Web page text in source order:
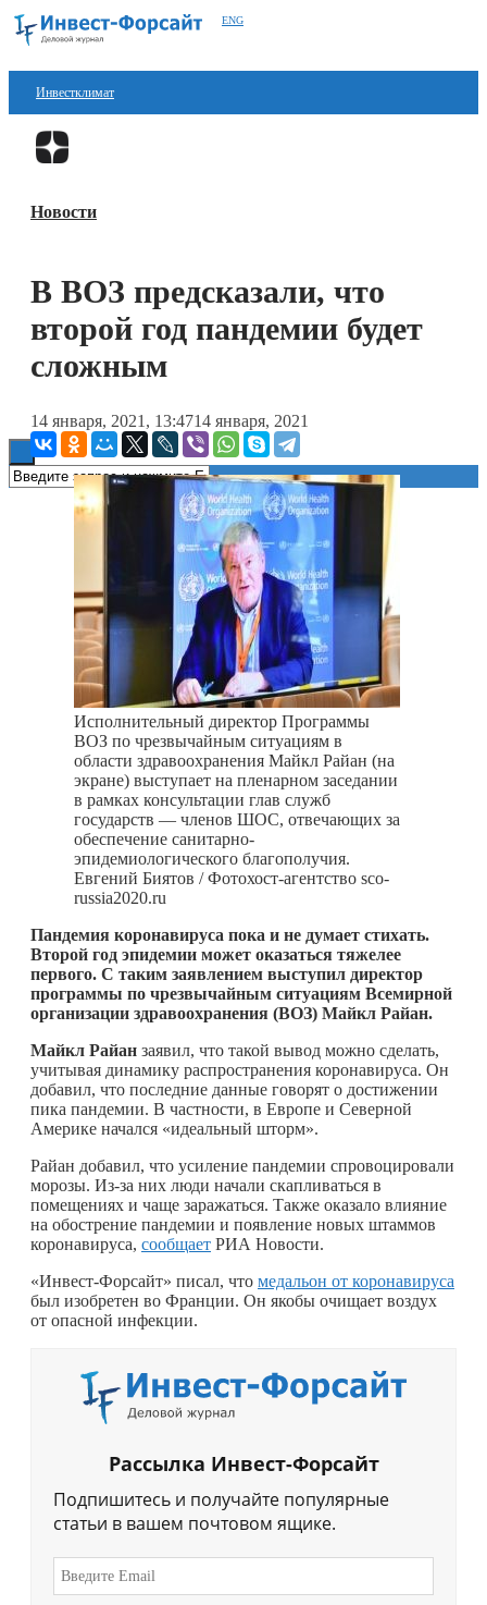
ENG
Инвестклимат
Финансы
Блокчейн
Новости
В ВОЗ предсказали, что
второй год пандемии будет
сложным
14 января, 2021, 13:4714 января, 2021
Исполнительный директор Программы
ВОЗ по чрезвычайным ситуациям в
области здравоохранения Майкл Райан (на
экране) выступает на пленарном заседании
в рамках консультации глав служб
государств — членов ШОС, отвечающих за
обеспечение санитарно-
эпидемиологического благополучия.
Евгений Биятов / Фотохост-агентство sco-
russia2020.ru
Пандемия коронавируса пока и не думает стихать.
Второй год эпидемии может оказаться тяжелее
первого. С таким заявлением выступил директор
программы по чрезвычайным ситуациям Всемирной
организации здравоохранения (ВОЗ) Майкл Райан.
Майкл Райан заявил, что такой вывод можно сделать,
учитывая динамику распространения коронавируса. Он
добавил, что последние данные говорят о достижении
пика пандемии. В частности, в Европе и Северной
Америке начался «идеальный шторм».
Райан добавил, что усиление пандемии спровоцировали
морозы. Из-за них люди начали скапливаться в
помещениях и чаще заражаться. Также оказало влияние
на обострение пандемии и появление новых штаммов
коронавируса, сообщает РИА Новости.
«Инвест-Форсайт» писал, что медальон от коронавируса
был изобретен во Франции. Он якобы очищает воздух
от опасной инфекции.
Рассылка Инвест-Форсайт
Подпишитесь и получайте популярные
статьи в вашем почтовом ящике.